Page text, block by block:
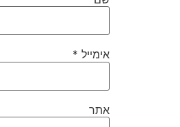
אימייל *
אתר